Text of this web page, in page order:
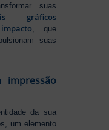
suas
gráficos
, que
suas
impressão
da sua
um elemento